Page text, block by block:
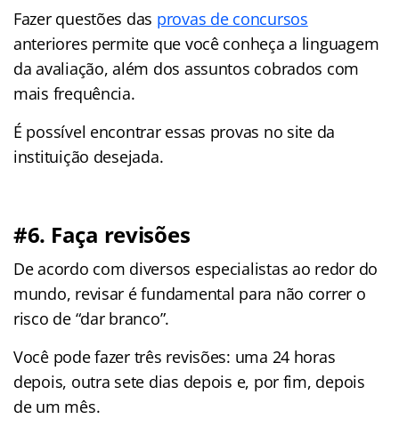
Fazer questões das provas de concursos
anteriores permite que você conheça a linguagem
da avaliação, além dos assuntos cobrados com
mais frequência.
É possível encontrar essas provas no site da
instituição desejada.
#6. Faça revisões
De acordo com diversos especialistas ao redor do
mundo, revisar é fundamental para não correr o
risco de “dar branco”.
Você pode fazer três revisões: uma 24 horas
depois, outra sete dias depois e, por fim, depois
de um mês.